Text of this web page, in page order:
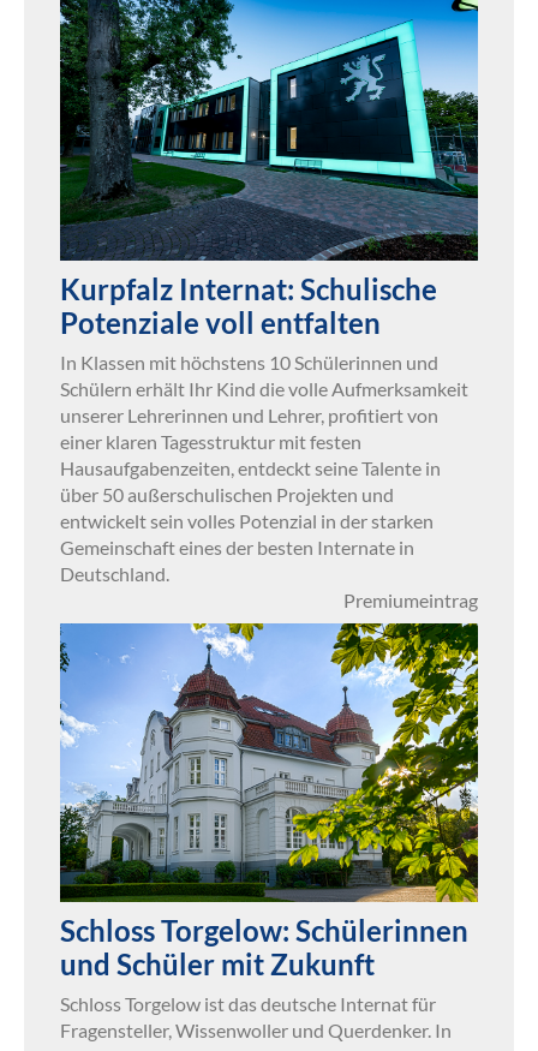
Kurpfalz Internat: Schulische
Potenziale voll entfalten
In Klassen mit höchstens 10 Schülerinnen und
Schülern erhält Ihr Kind die volle Aufmerksamkeit
unserer Lehrerinnen und Lehrer, profitiert von
einer klaren Tagesstruktur mit festen
Hausaufgabenzeiten, entdeckt seine Talente in
über 50 außerschulischen Projekten und
entwickelt sein volles Potenzial in der starken
Gemeinschaft eines der besten Internate in
Deutschland.
Premiumeintrag
Schloss Torgelow: Schülerinnen
und Schüler mit Zukunft
Schloss Torgelow ist das deutsche Internat für
Fragensteller, Wissenwoller und Querdenker. In